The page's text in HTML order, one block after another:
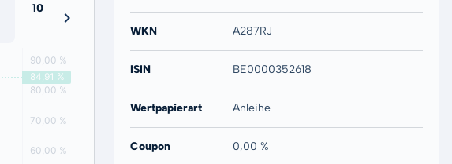
10 Jahre
-
WKN A287RJ
ISIN BE0000352618
Wertpapierart Anleihe
Coupon 0,00 %